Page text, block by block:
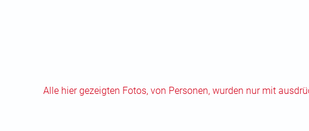
Alle hier gezeigten Fotos, von Personen, wurden nur mit